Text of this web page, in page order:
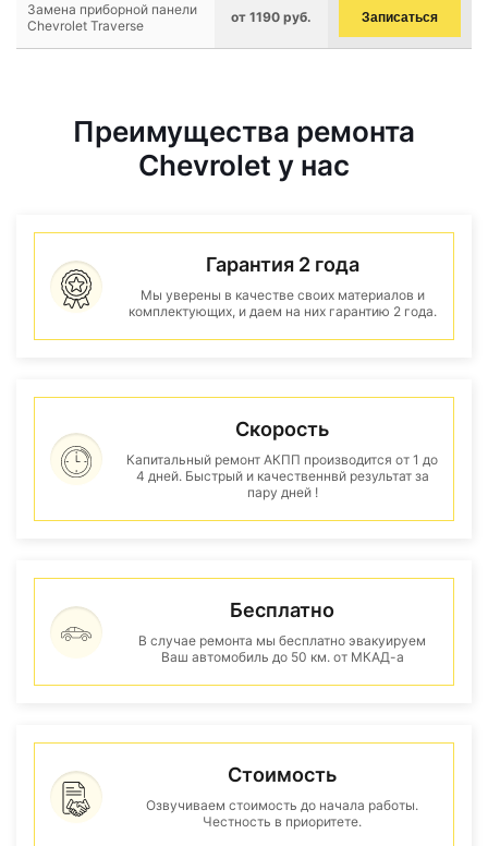
Замена приборной панели
Chevrolet Traverse
от 1190 руб. Записаться
Преимущества ремонта
Chevrolet у нас
Гарантия 2 года
Мы уверены в качестве своих материалов и
комплектующих, и даем на них гарантию 2 года.
Скорость
Капитальный ремонт АКПП производится от 1 до
4 дней. Быстрый и качественнвй результат за
пару дней !
Бесплатно
В случае ремонта мы бесплатно эвакуируем
Ваш автомобиль до 50 км. от МКАД-а
Стоимость
Озвучиваем стоимость до начала работы.
Честность в приоритете.